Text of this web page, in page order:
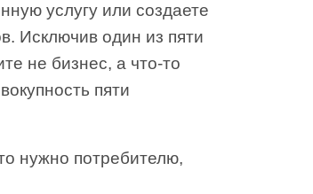
услугу или создаете
Исключив один из пяти
не бизнес, а что-то
пяти
нужно потребителю,